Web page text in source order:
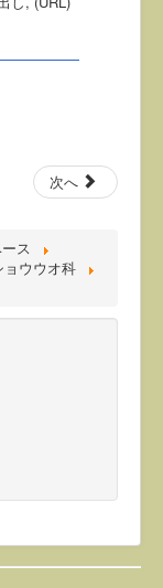
次へ
ス
ョウウオ科